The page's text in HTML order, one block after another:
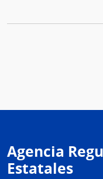
Agencia
Estatales